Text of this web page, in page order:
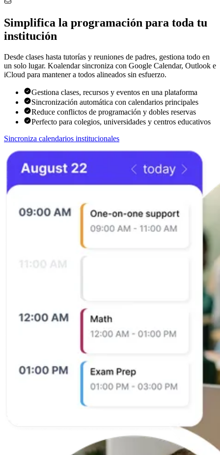
Simplifica la programación para toda tu
institución
Desde clases hasta tutorías y reuniones de padres, gestiona todo en
un solo lugar. Koalendar sincroniza con Google Calendar, Outlook e
iCloud para mantener a todos alineados sin esfuerzo.
Gestiona clases, recursos y eventos en una plataforma
Sincronización automática con calendarios principales
Reduce conflictos de programación y dobles reservas
Perfecto para colegios, universidades y centros educativos
Sincroniza calendarios institucionales